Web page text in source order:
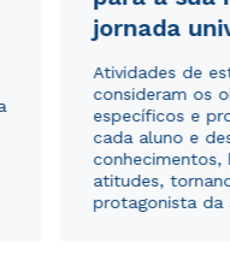
jornada
Atividades de
consideram os
específicos e
cada aluno e
conhecimentos,
atitudes,
protagonista da